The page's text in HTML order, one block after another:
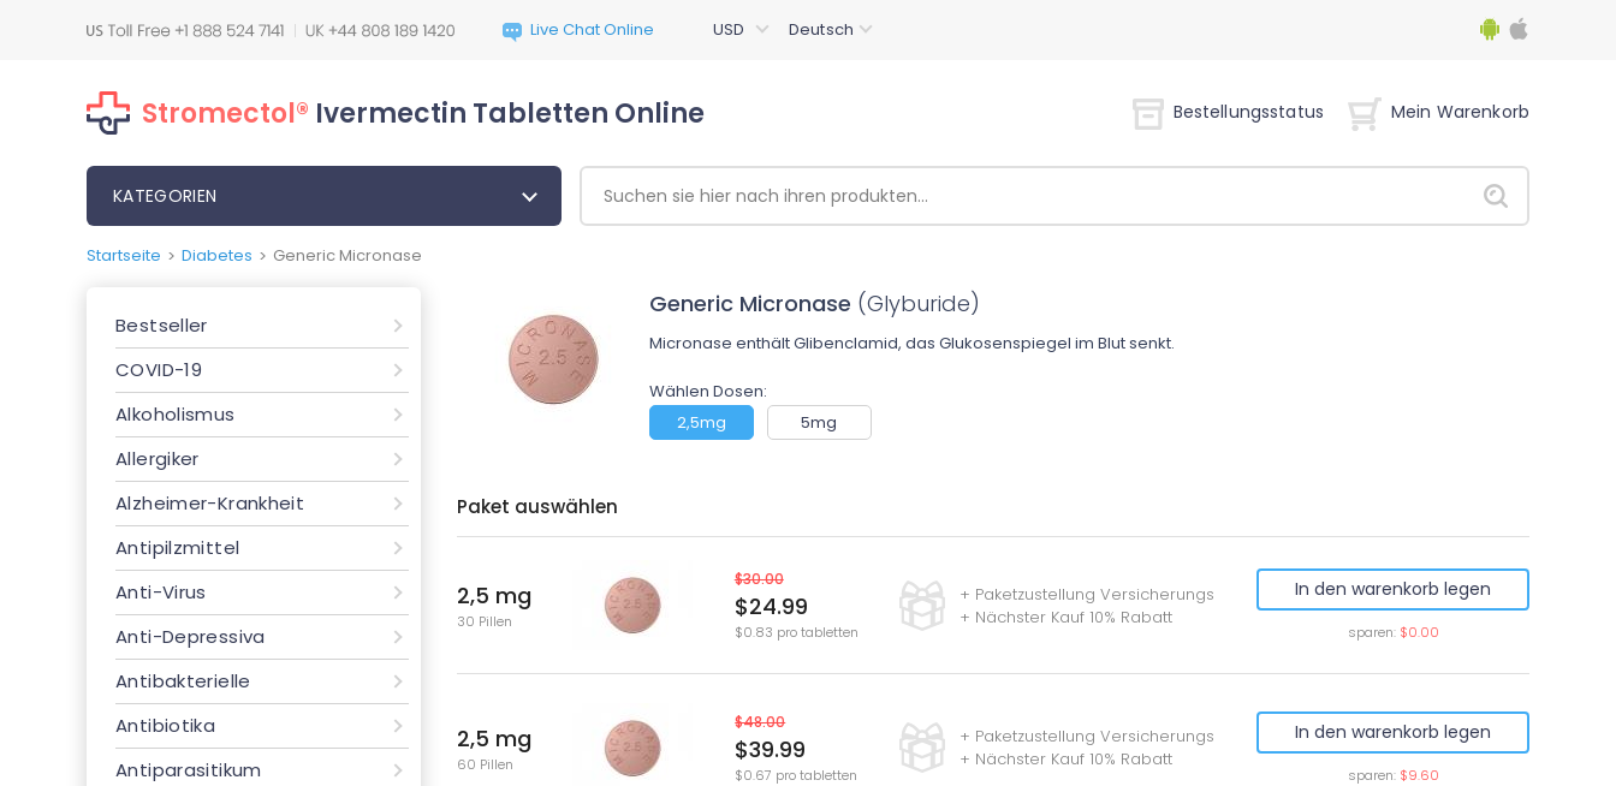
Stromectol® Ivermectin Tabletten Online Bestellungsstatus Mein Warenkorb
KATEGORIEN
Startseite > Diabetes > Generic Micronase
Bestseller
COVID-19
Alkoholismus
Allergiker
Alzheimer-Krankheit
Antipilzmittel
Anti-Virus
Anti-Depressiva
Antibakterielle
Antibiotika
Antiparasitikum
Generic Micronase (Glyburide)
Micronase enthält Glibenclamid, das Glukosenspiegel im Blut senkt.
Wählen Dosen:
2,5mg
5mg
Paket auswählen
2,5 mg
30 Pillen
+ Paketzustellung Versicherungs
+ Nächster Kauf 10% Rabatt
$30.00
$24.99
$0.83 pro tabletten
In den warenkorb legen
sparen: $0.00
2,5 mg
60 Pillen
+ Paketzustellung Versicherungs
+ Nächster Kauf 10% Rabatt
$48.00
$39.99
$0.67 pro tabletten
In den warenkorb legen
sparen: $9.60